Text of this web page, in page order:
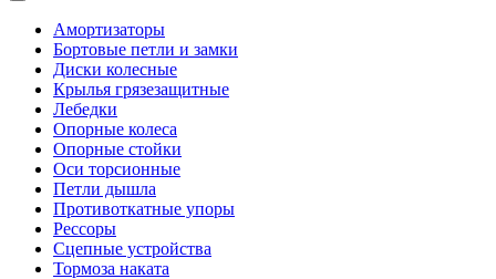
Амортизаторы
Бортовые петли и замки
Диски колесные
Крылья грязезащитные
Лебедки
Опорные колеса
Опорные стойки
Оси торсионные
Петли дышла
Противоткатные упоры
Рессоры
Сцепные устройства
Тормоза наката